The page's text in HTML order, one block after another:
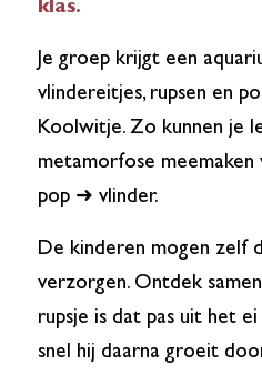
klas.
Je groep krijgt een
vlindereitjes, rupsen en
Koolwitje. Zo kunnen je
metamorfose
pop ➜ vlinder.
De kinderen mogen zelf
verzorgen. Ontdek
rupsje is dat pas uit het
snel hij daarna groeit